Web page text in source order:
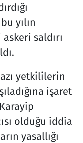
yılın
saldırı
yetkililerin
işaret
olduğu iddia
yasallığı